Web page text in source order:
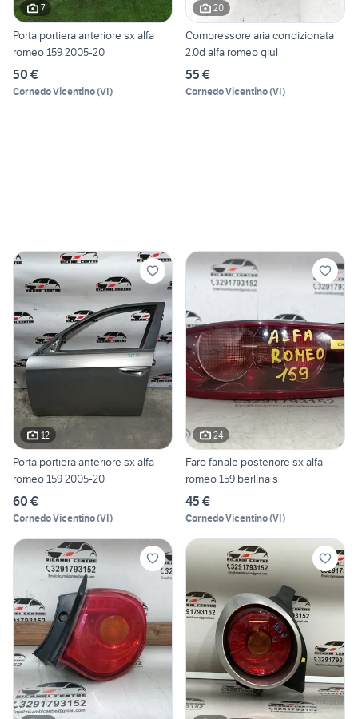
7
Porta portiera anteriore sx alfa
romeo 159 2005-20
50 €
Cornedo Vicentino(VI)
20
Compressore aria condizionata
2.0d alfa romeo giul
55 €
Cornedo Vicentino(VI)
12
Porta portiera anteriore sx alfa
romeo 159 2005-20
60 €
Cornedo Vicentino(VI)
24
Faro fanale posteriore sx alfa
romeo 159 berlina s
45 €
Cornedo Vicentino(VI)